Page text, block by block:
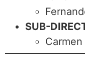
SUB-